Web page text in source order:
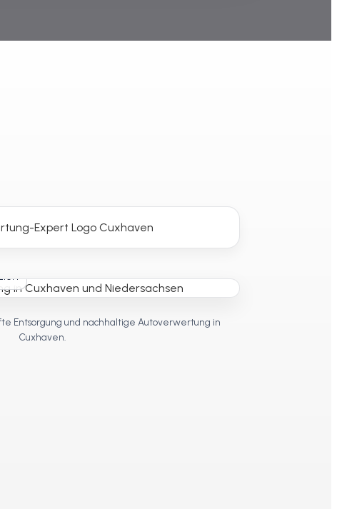
Entsorgung und nachhaltige Autoverwertung in
Cuxhaven.